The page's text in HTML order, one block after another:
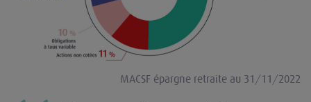
MACSF épargne retraite au 31/11/2022